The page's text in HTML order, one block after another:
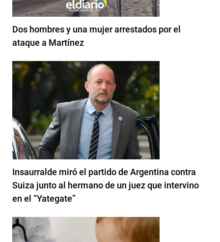
Dos hombres y una mujer arrestados por el
ataque a Martínez
Insaurralde miró el partido de Argentina contra
Suiza junto al hermano de un juez que intervino
en el “Yategate”